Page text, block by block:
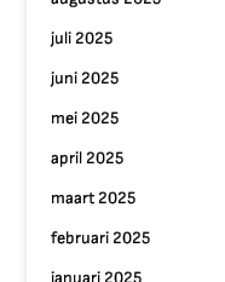
juli 2025
juni 2025
mei 2025
april 2025
maart 2025
februari 2025
januari 2025